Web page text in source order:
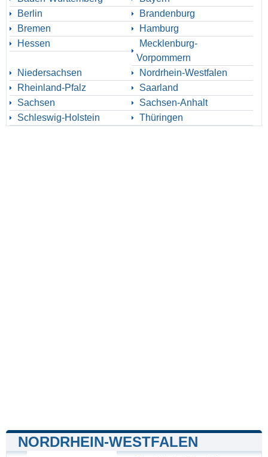
Berlin
Brandenburg
Bremen
Hamburg
Hessen
Mecklenburg-
Vorpommern
Niedersachsen
Nordrhein-Westfalen
Rheinland-Pfalz
Saarland
Sachsen
Sachsen-Anhalt
Schleswig-Holstein
Thüringen
NORDRHEIN-WESTFALEN